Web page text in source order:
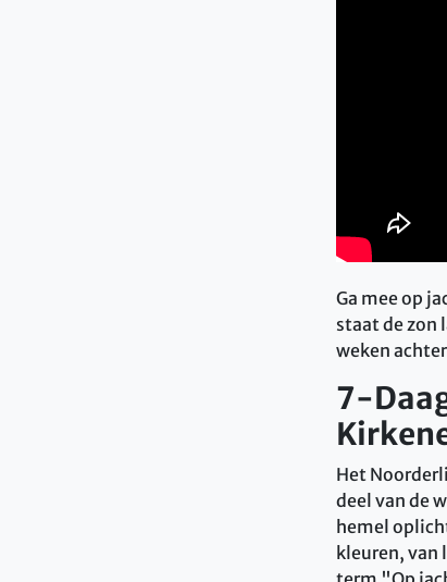
Ga mee op
staat de zon
weken
7-
Het
deel van de
hemel
kleuren, van